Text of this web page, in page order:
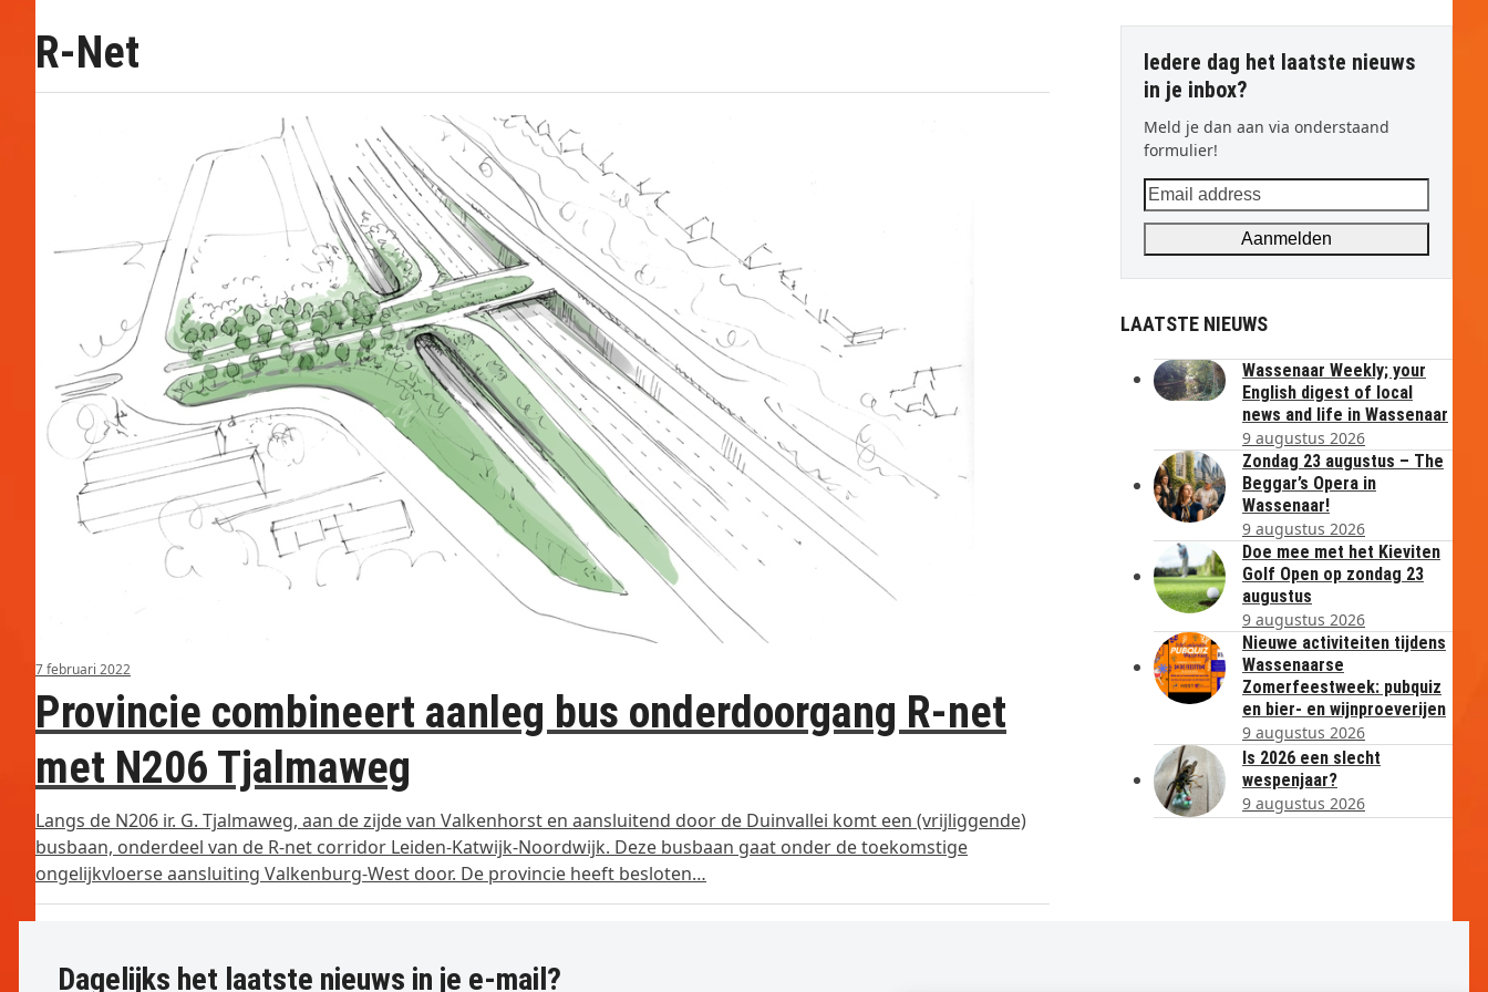
R-Net
7 februari 2022
Provincie combineert aanleg bus onderdoorgang R‑net
met N206 Tjalmaweg
Langs de N206 ir. G. Tjalmaweg, aan de zijde van Valkenhorst en aansluitend door de Duinvallei komt een (vrijliggende)
busbaan, onderdeel van de R‑net corridor Leiden-Katwijk-Noordwijk. Deze busbaan gaat onder de toekomstige
ongelijkvloerse aansluiting Valkenburg-West door. De provincie heeft besloten…
Iedere dag het laatste nieuws
in je inbox?
Meld je dan aan via onderstaand
formulier!
Email
address
Aanmelden
LAATSTE NIEUWS
Wassenaar Weekly; your
English digest of local
news and life in Wassenaar
9 augustus 2026
Zondag 23 augustus – The
Beggar’s Opera in
Wassenaar!
9 augustus 2026
Doe mee met het Kieviten
Golf Open op zondag 23
augustus
9 augustus 2026
Nieuwe activiteiten tijdens
Wassenaarse
Zomerfeestweek: pubquiz
en bier- en wijnproeverijen
9 augustus 2026
Is 2026 een slecht
wespenjaar?
9 augustus 2026
Dagelijks het laatste nieuws in je e-mail?